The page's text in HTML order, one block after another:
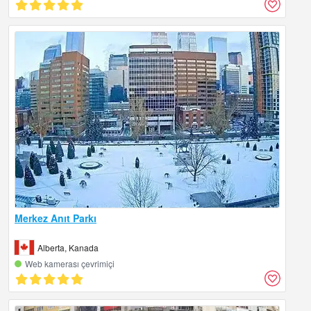
Merkez Anıt Parkı
Alberta, Kanada
Web kamerası çevrimiçi